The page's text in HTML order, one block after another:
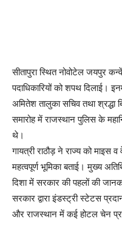
सीतापुरा स्थित नोवोटेल जयपुर
पदाधिकारियों को शपथ दिलाई।
अमितेश तालुका सचिव तथा श्रद्धा
समारोह में राजस्थान पुलिस के
थे।
गायत्री राठौड़ ने राज्य को
महत्वपूर्ण भूमिका बताई। मुख्य
दिशा में सरकार की पहलों की
सरकार द्वारा इंडस्ट्री स्टेटस
और राजस्थान में कई होटल चेन